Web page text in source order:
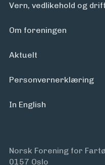
Vern, vedlikehold og drift
Om foreningen
Aktuelt
Personvern­erklæring
In English
Norsk Forening for
0157 Oslo